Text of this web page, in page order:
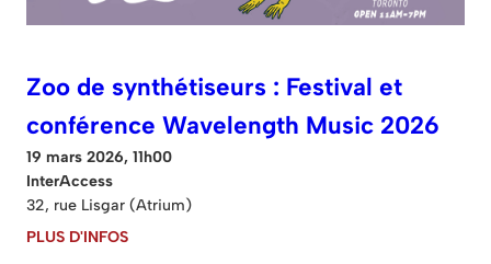
Zoo de synthétiseurs : Festival et
conférence Wavelength Music 2026
19 mars 2026, 11h00
InterAccess
32, rue Lisgar (Atrium)
PLUS D'INFOS